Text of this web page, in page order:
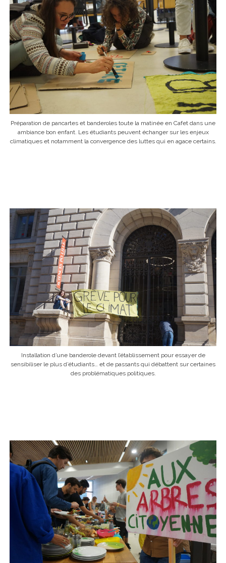
Préparation de pancartes et banderoles toute la matinée en Cafet dans une
ambiance bon enfant. Les étudiants peuvent échanger sur les enjeux
climatiques et notamment la convergence des luttes qui en agace certains.
Installation d’une banderole devant l’établissement pour essayer de
sensibiliser le plus d’étudiants… et de passants qui débattent sur certaines
des problématiques politiques.